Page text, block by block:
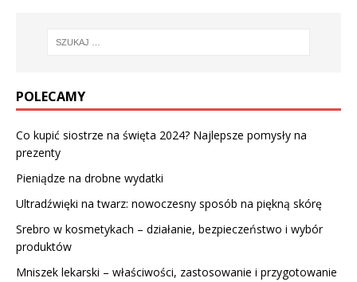
POLECAMY
Co kupić siostrze na święta 2024? Najlepsze pomysły na
prezenty
Pieniądze na drobne wydatki
Ultradźwięki na twarz: nowoczesny sposób na piękną skórę
Srebro w kosmetykach – działanie, bezpieczeństwo i wybór
produktów
Mniszek lekarski – właściwości, zastosowanie i przygotowanie